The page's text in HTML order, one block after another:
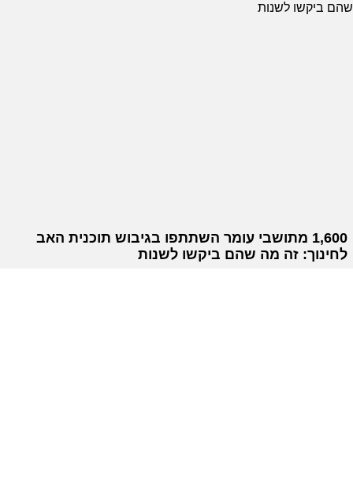
1,600 מתושבי עומר השתתפו בגיבוש תוכנית האב
לחינוך: זה מה שהם ביקשו לשנות